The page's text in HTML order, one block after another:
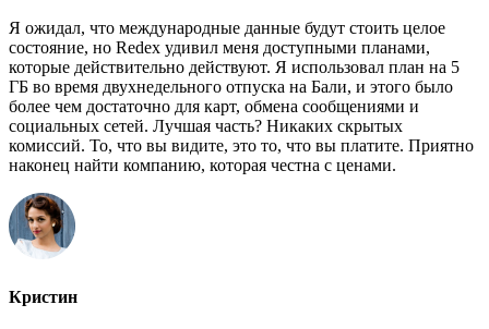
Я ожидал, что международные данные будут стоить целое
состояние, но Redex удивил меня доступными планами,
которые действительно действуют. Я использовал план на 5
ГБ во время двухнедельного отпуска на Бали, и этого было
более чем достаточно для карт, обмена сообщениями и
социальных сетей. Лучшая часть? Никаких скрытых
комиссий. То, что вы видите, это то, что вы платите. Приятно
наконец найти компанию, которая честна с ценами.
Кристин